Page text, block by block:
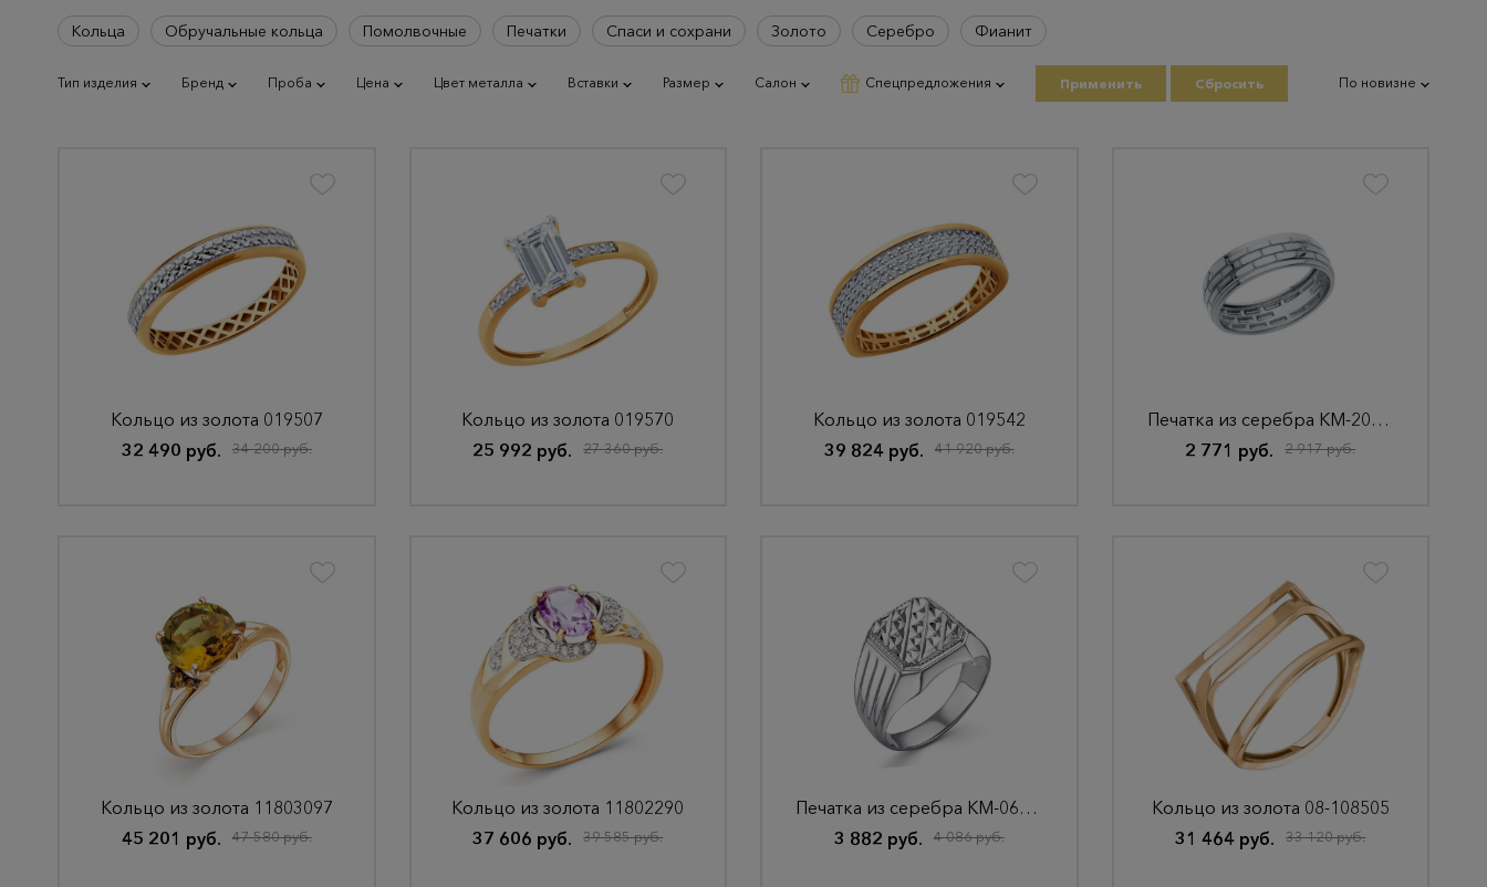
Кольца Обручальные кольца Помолвочные Печатки Спаси и сохрани Золото Серебро Фианит
Тип изделия Бренд Проба Цена Цвет металла Вставки Размер Салон Спецпредложения Применить Сбросить По новизне
Кольцо из золота 019507
32 490 руб.
34 200 руб.
Кольцо из золота 019570
25 992 руб.
27 360 руб.
Кольцо из золота 019542
39 824 руб.
41 920 руб.
Печатка из серебра КМ-207 Родир_с
2 771 руб.
2 917 руб.
Кольцо из золота 11803097
45 201 руб.
47 580 руб.
Кольцо из золота 11802290
37 606 руб.
39 585 руб.
Печатка из серебра КМ-06/13А Родир_с
3 882 руб.
4 086 руб.
Кольцо из золота 08-108505
31 464 руб.
33 120 руб.